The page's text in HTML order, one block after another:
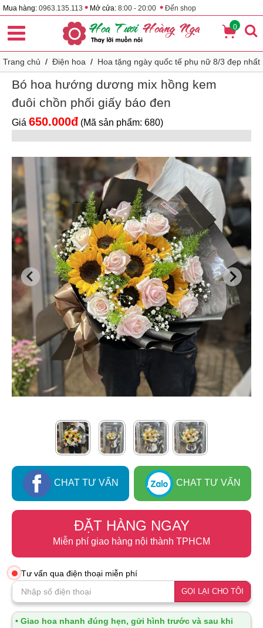
Mua hàng: 0963.135.113 • Mở cửa: 8:00 - 20:00 • Đến shop
0
Trang chủ / Điện hoa / Hoa tặng ngày quốc tế phụ nữ 8/3 đẹp nhất
Bó hoa hướng dương mix hồng kem
đuôi chồn phối giấy báo đen
Giá 650.000đ (Mã sản phẩm: 680)
CHAT TƯ VẤN CHAT TƯ VẤN
ĐẶT HÀNG NGAY
Miễn phí giao hàng nội thành TPHCM
Tư vấn qua điện thoại miễn phí
GỌI LẠI CHO TÔI
• Giao hoa nhanh đúng hẹn, gửi hình trước và sau khi